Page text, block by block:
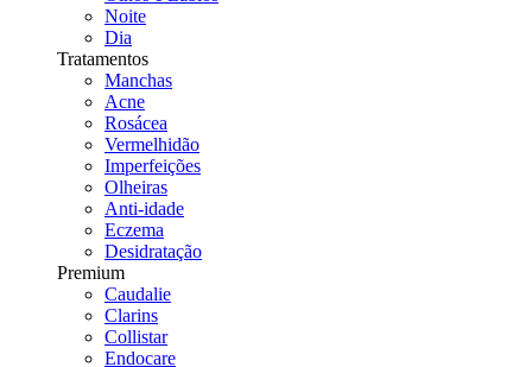
Noite
Dia
Tratamentos
Manchas
Acne
Rosácea
Vermelhidão
Imperfeições
Olheiras
Anti-idade
Eczema
Desidratação
Premium
Caudalie
Clarins
Collistar
Endocare